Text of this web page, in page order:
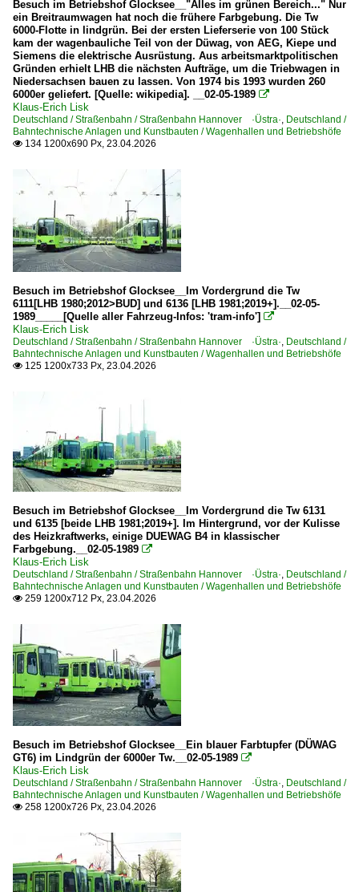
Museen und Ausstellungen
Straßenbahnmuseum Stuttgart ·SMS·
Stuttgarter Historische Straßenbahnen | Straßenbahnwelt
Sonstiges
Formulare, Laufblätter etc
Straßenbahn Hannover ·Üstra·
Straßenbahn Stuttgart ·SSB· historische Ereignisse
Straßenbahn Stuttgart ·SSB· keine Stadtbahn
Straßenbahn | historisch
Straßenbahn Esslingen-Nellingen-Denkendorf ·END,
Straßenbahnfahrzeuge | Arbeitsfahrzeuge
Kranwagen
Loks, Schlepploks
Rangier-Atw
Schienenschleifwagen und-züge
Schüttgutwagen
Transportloren
Zweiwegefahrzeuge
Straßenbahnfahrzeuge | historisch
Fuchs | B2 | Beiwagen 'Schiffchen'
Fuchs | Reihe 1300 | Beiwagen SSB
Herbrand | B2 | Beiwagen
Herbrand | T2
MF Esslingen | B2 | Beiwagen
MF Esslingen | DoT4 | 32.1-3
MF Esslingen | GT4 | Kurzgelenktriebwagen
MF Esslingen | Serie 200
MF Esslingen | Serie 400
MF Esslingen | Serie 800
MF Esslingen | T2 | 'Gartenschauwagen'
MF Esslingen | T2 | Großraumtriebwagen
MF Esslingen | T4 | Großraumtriebwagen
1976
1977
1978
1980
1985
1989
1990
1993
1994
1997
2000
2007
2008
2009
2010
2016
2019
2026
Besuch im Betriebshof Glocksee__"Alles im grünen Bereich..." Nur
ein Breitraumwagen hat noch die frühere Farbgebung. Die Tw
6000-Flotte in lindgrün. Bei der ersten Lieferserie von 100 Stück
kam der wagenbauliche Teil von der Düwag, von AEG, Kiepe und
Siemens die elektrische Ausrüstung. Aus arbeitsmarktpolitischen
Gründen erhielt LHB die nächsten Aufträge, um die Triebwagen in
Niedersachsen bauen zu lassen. Von 1974 bis 1993 wurden 260
6000er geliefert. [Quelle: wikipedia]. __02-05-1989 
Klaus-Erich Lisk
Deutschland / Straßenbahn / Straßenbahn Hannover ·Üstra·, Deutschland /
Bahntechnische Anlagen und Kunstbauten / Wagenhallen und Betriebshöfe
 134 1200x690 Px, 23.04.2026
Besuch im Betriebshof Glocksee__Im Vordergrund die Tw
6111[LHB 1980;2012>BUD] und 6136 [LHB 1981;2019+].__02-05-
1989_____[Quelle aller Fahrzeug-Infos: 'tram-info'] 
Klaus-Erich Lisk
Deutschland / Straßenbahn / Straßenbahn Hannover ·Üstra·, Deutschland /
Bahntechnische Anlagen und Kunstbauten / Wagenhallen und Betriebshöfe
 125 1200x733 Px, 23.04.2026
Besuch im Betriebshof Glocksee__Im Vordergrund die Tw 6131
und 6135 [beide LHB 1981;2019+]. Im Hintergrund, vor der Kulisse
des Heizkraftwerks, einige DUEWAG B4 in klassischer
Farbgebung.__02-05-1989 
Klaus-Erich Lisk
Deutschland / Straßenbahn / Straßenbahn Hannover ·Üstra·, Deutschland /
Bahntechnische Anlagen und Kunstbauten / Wagenhallen und Betriebshöfe
 259 1200x712 Px, 23.04.2026
Besuch im Betriebshof Glocksee__Ein blauer Farbtupfer (DÜWAG
GT6) im Lindgrün der 6000er Tw.__02-05-1989 
Klaus-Erich Lisk
Deutschland / Straßenbahn / Straßenbahn Hannover ·Üstra·, Deutschland /
Bahntechnische Anlagen und Kunstbauten / Wagenhallen und Betriebshöfe
 258 1200x726 Px, 23.04.2026